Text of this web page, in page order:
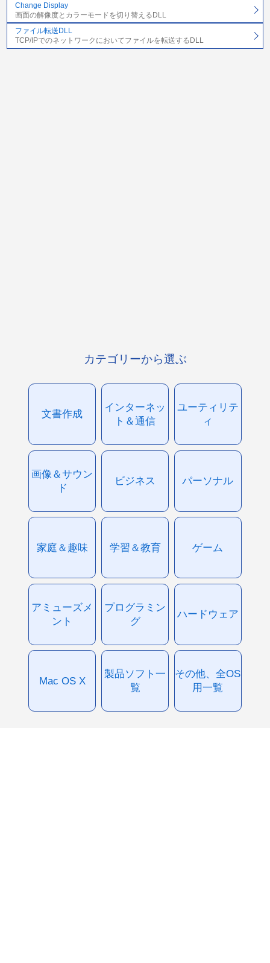
Change Display
画面の解像度とカラーモードを切り替えるDLL
ファイル転送DLL
TCP/IPでのネットワークにおいてファイルを転送するDLL
カテゴリーから選ぶ
文書作成
インターネッ
ト＆通信
ユーティリテ
ィ
画像＆サウン
ド
ビジネス パーソナル
家庭＆趣味 学習＆教育 ゲーム
アミューズメ
ント
プログラミン
グ
ハードウェア
Mac OS X
製品ソフト一
覧
その他、全OS
用一覧